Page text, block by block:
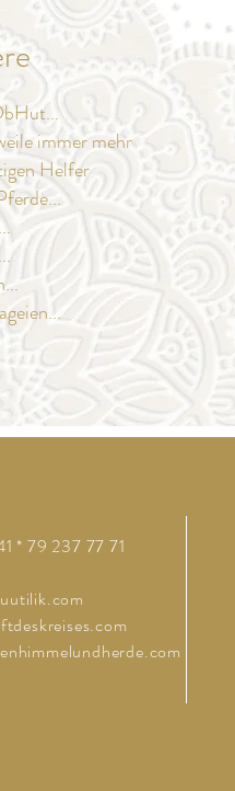
immer mehr
Helfer
* 79 237 77 71